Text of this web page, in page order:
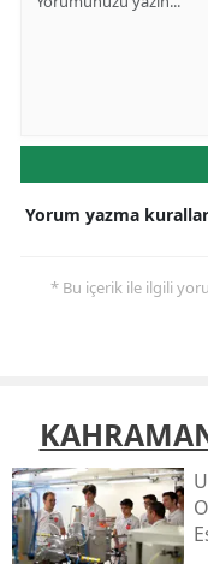
Yorum yazma
* Bu içerik ile ilgili